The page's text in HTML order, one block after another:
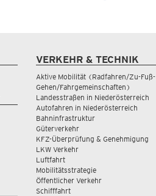
VERKEHR & TECHNIK
Aktive Mobilität (Radfahren/Zu-Fuß-
Gehen/Fahrgemeinschaften)
Landesstraßen in Niederösterreich
Autofahren in Niederösterreich
Bahninfrastruktur
Güterverkehr
KFZ-Überprüfung & Genehmigung
LKW Verkehr
Luftfahrt
Mobilitätsstrategie
Öffentlicher Verkehr
Schifffahrt